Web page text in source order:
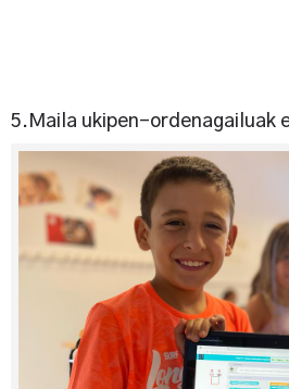
5.Maila ukipen-ordenagailuak